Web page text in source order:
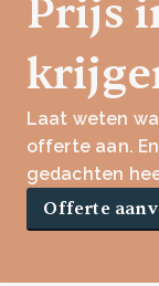
Prijs
Laat weten
offerte aan.
gedachten
Offerte